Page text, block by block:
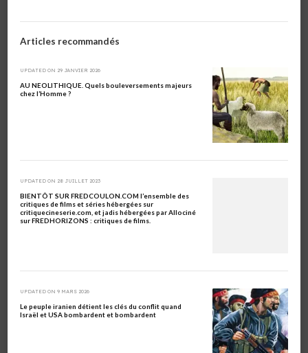
Articles recommandés
UPDATED ON 29 JANVIER 2026
AU NEOLITHIQUE. Quels bouleversements majeurs
chez l’Homme ?
UPDATED ON 28 JUILLET 2023
BIENTÔT SUR FREDCOULON.COM l’ensemble des
critiques de films et séries hébergées sur
critiquecineserie.com, et jadis hébergées par Allociné
sur FREDHORIZONS : critiques de films.
UPDATED ON 9 MARS 2026
Le peuple iranien détient les clés du conflit quand
Israël et USA bombardent et bombardent